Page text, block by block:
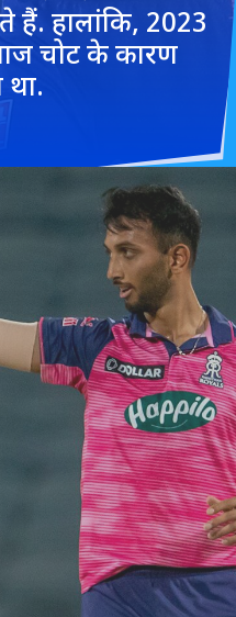
हैं. हालांकि, 2023
चोट के कारण
था.